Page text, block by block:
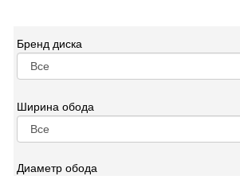
Бренд диска
Ширина обода
Диаметр обода